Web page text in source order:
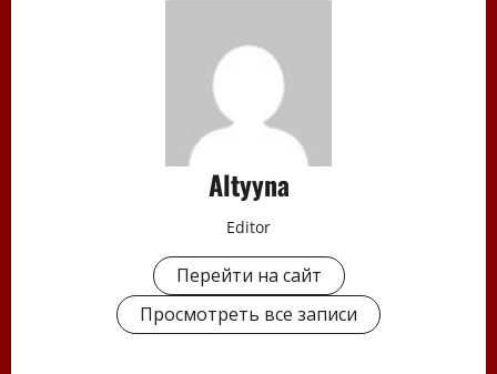
Altyyna
Editor
Перейти на сайт
Просмотреть все записи